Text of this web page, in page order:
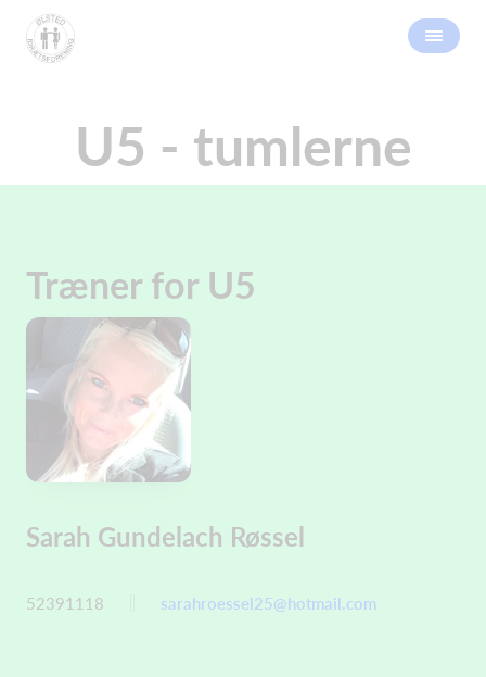
U5 - tumlerne
Træner for U5
Sarah Gundelach Røssel
52391118 sarahroessel25@hotmail.com